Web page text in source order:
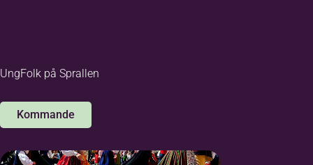
UngFolk på Sprallen
Kommande